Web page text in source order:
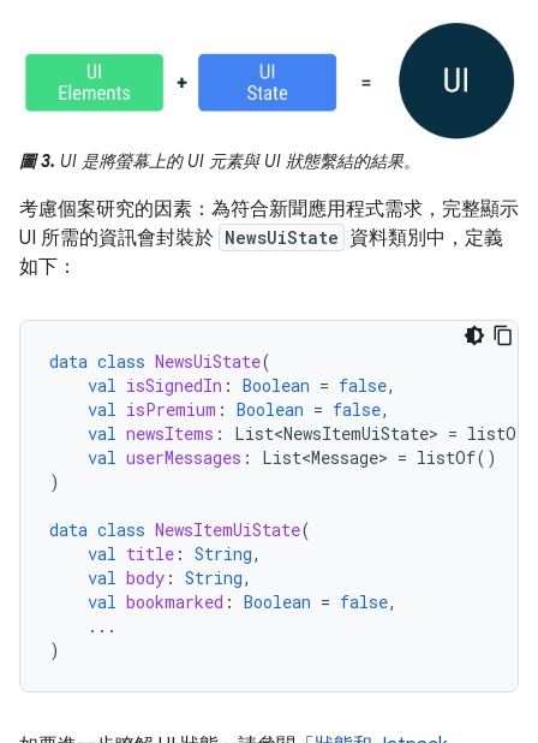
圖 3. UI 是將螢幕上的 UI 元素與 UI 狀態繫結的結果。
考慮個案研究的因素：為符合新聞應用程式需求，完整顯示
UI 所需的資訊會封裝於 NewsUiState 資料類別中，定義
如下：
data class NewsUiState(
val isSignedIn : Boolean = false,
val isPremium : Boolean = false,
val newsItems : List<NewsItemUiState> = listOf
val userMessages : List<Message> = listOf()
)
data class NewsItemUiState(
val title : String,
val body : String,
val bookmarked : Boolean = false,
...
)